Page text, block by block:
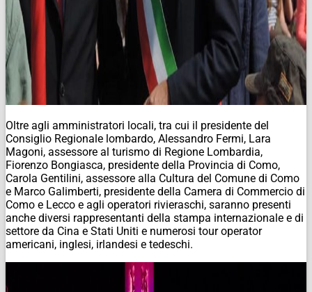
Oltre agli amministratori locali, tra cui il presidente del
Consiglio Regionale lombardo, Alessandro Fermi, Lara
Magoni, assessore al turismo di Regione Lombardia,
Fiorenzo Bongiasca, presidente della Provincia di Como,
Carola Gentilini, assessore alla Cultura del Comune di Como
e Marco Galimberti, presidente della Camera di Commercio di
Como e Lecco e agli operatori rivieraschi, saranno presenti
anche diversi rappresentanti della stampa internazionale e di
settore da Cina e Stati Uniti e numerosi tour operator
americani, inglesi, irlandesi e tedeschi.